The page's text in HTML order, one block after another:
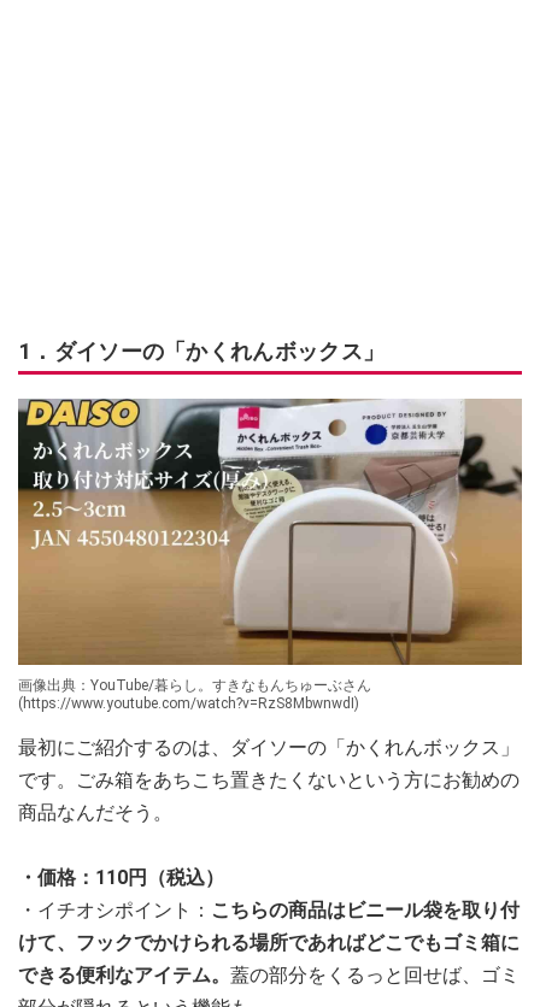
1．ダイソーの「かくれんボックス」
画像出典：YouTube/暮らし。すきなもんちゅーぶさん
(https://www.youtube.com/watch?v=RzS8MbwnwdI)
最初にご紹介するのは、ダイソーの「かくれんボックス」
です。ごみ箱をあちこち置きたくないという方にお勧めの
商品なんだそう。
・価格：110円（税込）
・イチオシポイント： こちらの商品はビニール袋を取り付
けて、フックでかけられる場所であればどこでもゴミ箱に
できる便利なアイテム。 蓋の部分をくるっと回せば、ゴミ